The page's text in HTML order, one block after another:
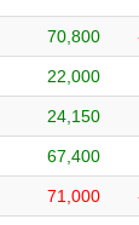
70,800
22,000
24,150
67,400
71,000